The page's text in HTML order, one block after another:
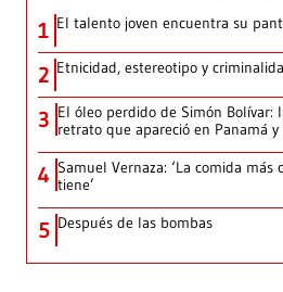
1 El talento joven encuentra su
2 Etnicidad, estereotipo y
3 El óleo perdido de Simón Bolívar:
retrato que apareció en Panamá
4 Samuel Vernaza: ‘La comida más
tiene’
5 Después de las bombas